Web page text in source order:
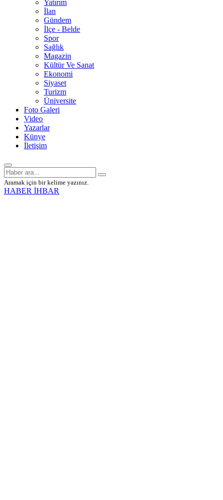
Yatırım
İlan
Gündem
İlçe - Belde
Spor
Sağlık
Magazin
Kültür Ve Sanat
Ekonomi
Siyaset
Turizm
Üniversite
Foto Galeri
Video
Yazarlar
Künye
İletişim
Aramak için bir kelime yazınız.
HABER İHBAR